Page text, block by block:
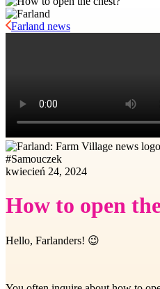
Farland news
#Samouczek
kwiecień 24, 2024
How to open
Hello, Farlanders! 😉